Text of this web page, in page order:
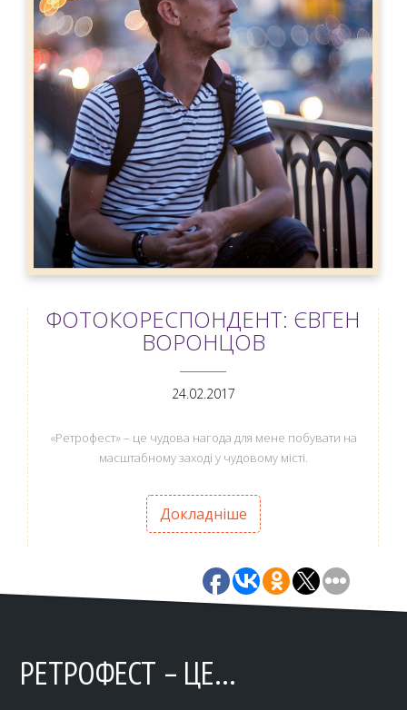
ФОТОКОРЕСПОНДЕНТ: ЄВГЕН
ВОРОНЦОВ
24.02.2017
«Ретрофест» – це чудова нагода для мене побувати на
масштабному заході у чудовому місті.
Докладніше
РЕТРОФЕСТ – ЦЕ…